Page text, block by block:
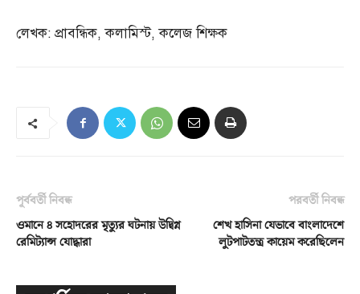
লেখক: প্রাবন্ধিক,কলামিস্ট,কলেজ শিক্ষক
পূর্ববর্তী নিবন্ধ
ওমানে ৪ সহোদরের মৃত্যুর ঘটনায় উদ্বিগ্ন
রেমিট্যান্স যোদ্ধারা
পরবর্তী নিবন্ধ
শেখ হাসিনা যেভাবে বাংলাদেশে
লুটপাটতন্ত্র কায়েম করেছিলেন